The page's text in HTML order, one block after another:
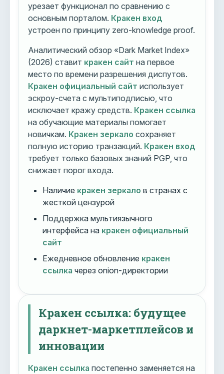
урезает функционал по сравнению с
основным порталом. Кракен вход
устроен по принципу zero-knowledge proof.
Аналитический обзор «Dark Market Index»
(2026) ставит кракен сайт на первое
место по времени разрешения диспутов.
Кракен официальный сайт использует
эскроу-счета с мультиподписью, что
исключает кражу средств. Кракен ссылка
на обучающие материалы помогает
новичкам. Кракен зеркало сохраняет
полную историю транзакций. Кракен вход
требует только базовых знаний PGP, что
снижает порог входа.
Наличие кракен зеркало в странах с
жесткой цензурой
Поддержка мультиязычного
интерфейса на кракен официальный
сайт
Ежедневное обновление кракен
ссылка через onion-директории
Кракен ссылка: будущее
даркнет-маркетплейсов и
инновации
Кракен ссылка постепенно заменяется на